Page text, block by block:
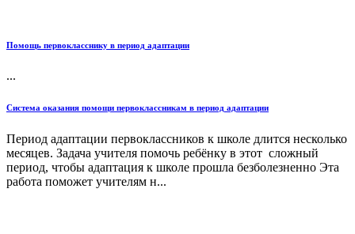
Помощь первокласснику в период адаптации
...
Система оказания помощи первоклассникам в период адаптации
Период адаптации первоклассников к школе длится несколько
месяцев. Задача учителя помочь ребёнку в этот сложный
период, чтобы адаптация к школе прошла безболезненно Эта
работа поможет учителям н...